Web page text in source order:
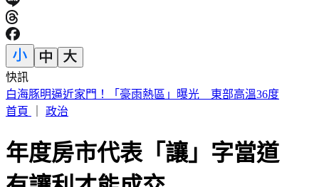
快訊
白海豚明逼近家門！「豪雨熱區」曝光 東部高溫36度
首頁
政治
年度房市代表「讓」字當道